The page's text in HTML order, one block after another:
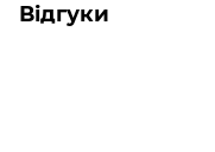
Відгуки